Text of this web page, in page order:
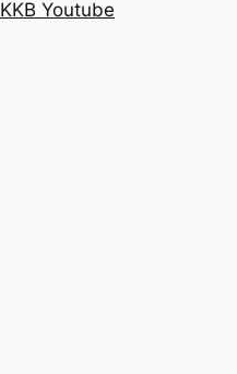
KKB Youtube